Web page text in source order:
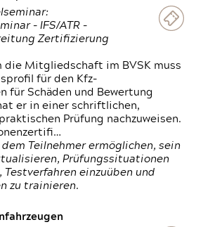
- IFS/ATR -
Zertifizierung
die Mitgliedschaft im BVSK muss
für den Kfz-
für Schäden und Bewertung
er in einer schriftlichen,
Prüfung nachzuweisen.
Teilnehmer ermöglichen, sein
Prüfungssituationen
Testverfahren einzuüben und
zu trainieren.